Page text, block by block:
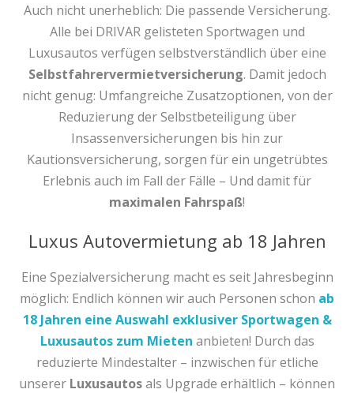
Auch nicht unerheblich: Die passende Versicherung.
Alle bei DRIVAR gelisteten Sportwagen und
Luxusautos verfügen selbstverständlich über eine
Selbstfahrervermietversicherung. Damit jedoch
nicht genug: Umfangreiche Zusatzoptionen, von der
Reduzierung der Selbstbeteiligung über
Insassenversicherungen bis hin zur
Kautionsversicherung, sorgen für ein ungetrübtes
Erlebnis auch im Fall der Fälle – Und damit für
maximalen Fahrspaß!
Luxus Autovermietung ab 18 Jahren
Eine Spezialversicherung macht es seit Jahresbeginn
möglich: Endlich können wir auch Personen schon ab
18 Jahren eine Auswahl exklusiver Sportwagen &
Luxusautos zum Mieten anbieten! Durch das
reduzierte Mindestalter – inzwischen für etliche
unserer Luxusautosals Upgrade erhältlich – können